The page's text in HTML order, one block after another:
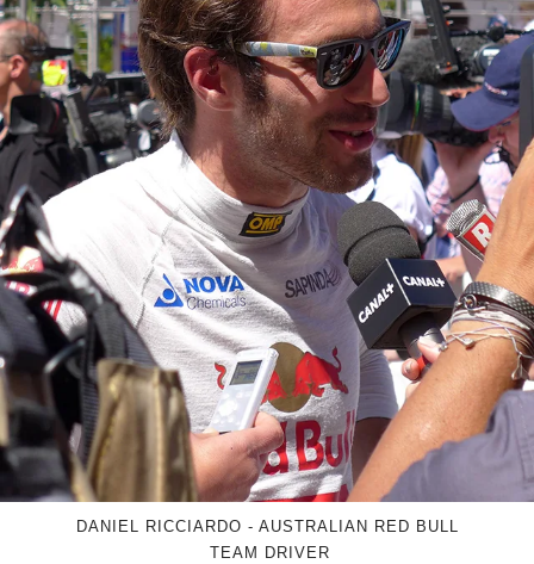
DANIEL RICCIARDO - AUSTRALIAN RED BULL
TEAM DRIVER